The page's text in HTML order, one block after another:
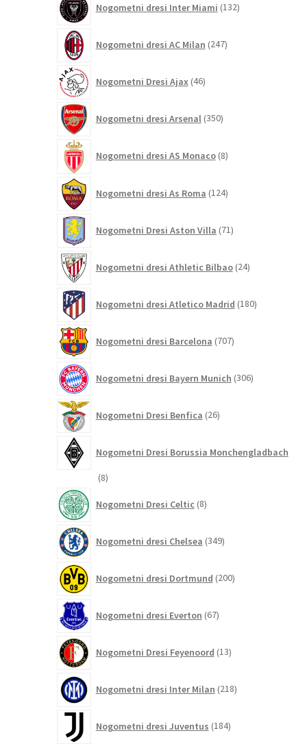
Nogometni dresi Inter Miami 132izdelkov
Nogometni dresi AC Milan 247izdelkov
Nogometni Dresi Ajax 46izdelkov
Nogometni dresi Arsenal 350izdelkov
Nogometni dresi AS Monaco 8izdelkov
Nogometni dresi As Roma 124izdelkov
Nogometni Dresi Aston Villa 71izdelkov
Nogometni dresi Athletic Bilbao 24izdelkov
Nogometni dresi Atletico Madrid 180izdelkov
Nogometni dresi Barcelona 707izdelkov
Nogometni dresi Bayern Munich 306izdelkov
Nogometni Dresi Benfica 26izdelkov
Nogometni Dresi Borussia Monchengladbach
88
Nogometni Dresi Celtic 8izdelkov
Nogometni dresi Chelsea 349izdelkov
Nogometni dresi Dortmund 200izdelkov
Nogometni dresi Everton 67izdelkov
Nogometni Dresi Feyenoord 13izdelkov
Nogometni dresi Inter Milan 218izdelkov
Nogometni dresi Juventus 184izdelkov